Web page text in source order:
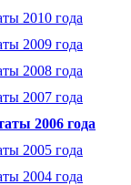
2010 года
2009 года
2008 года
2007 года
2006 года
2005 года
2004 года